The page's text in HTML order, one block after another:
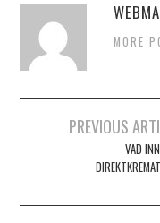
MORE
PREVIOUS
VAD